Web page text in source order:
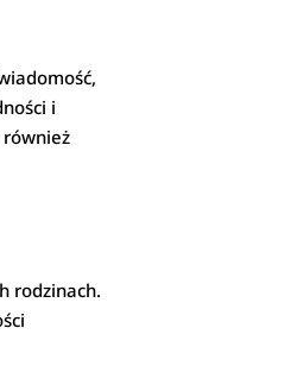
i
również
rodzinach.